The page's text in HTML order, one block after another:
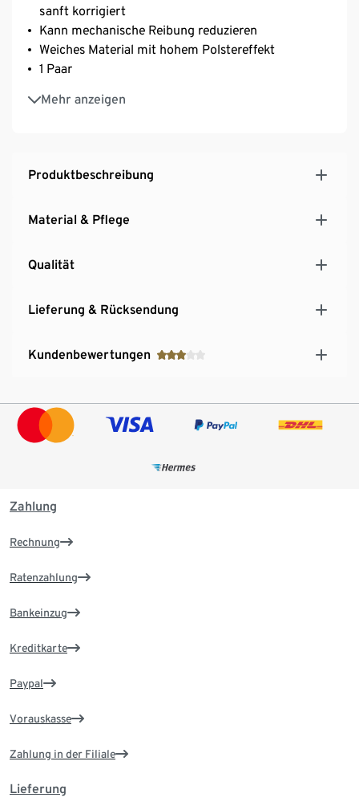
sanft korrigiert
Kann mechanische Reibung reduzieren
Weiches Material mit hohem Polstereffekt
1 Paar
Mehr anzeigen
Passend für alle gängigen Größen
Problemlos unter Socken/Strümpfen tragbar
Produktbeschreibung
Material & Pflege
Qualität
Lieferung & Rücksendung
Kundenbewertungen
Zahlung
Rechnung
Ratenzahlung
Bankeinzug
Kreditkarte
Paypal
Vorauskasse
Zahlung in der Filiale
Lieferung